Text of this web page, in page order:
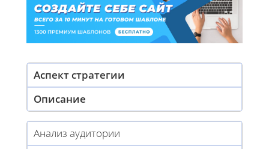
Аспект стратегии
Описание
Анализ аудитории